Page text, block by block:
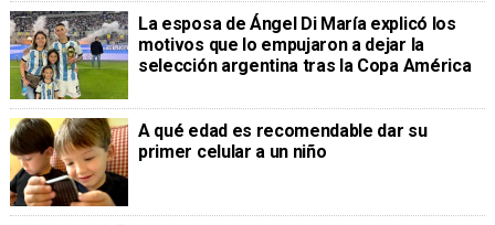
La esposa de Ángel Di María explicó los
motivos que lo empujaron a dejar la
selección argentina tras la Copa América
A qué edad es recomendable dar su
primer celular a un niño